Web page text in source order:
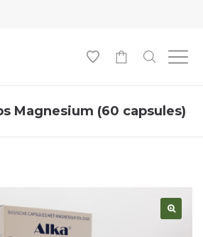
Magnesium (60 capsules)